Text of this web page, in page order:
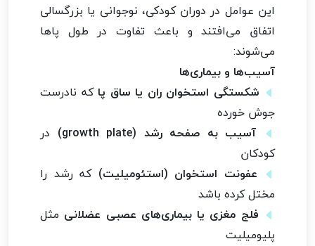
این عوامل در دوران کودکی، نوجوانی یا بزرگسالی
اتفاق می‌افتند و باعث تفاوت در طول پاها
می‌شوند:
آسیب‌ها و بیماری‌ها
شکستگی استخوان ران یا ساق پا که نادرست
جوش خورده
آسیب به صفحه رشد (growth plate)
در
کودکان
عفونت استخوان (استئومیلیت) که رشد را
مختل کرده باشد
فلج مغزی یا بیماری‌های عصبی عضلانی مثل
پلیومیلیت